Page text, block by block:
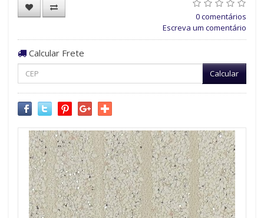
0 comentários
Escreva um comentário
Calcular Frete
Calcular